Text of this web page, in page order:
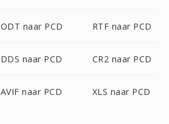
ODT naar PCD RTF naar PCD
DDS naar PCD CR2 naar PCD
AVIF naar PCD XLS naar PCD